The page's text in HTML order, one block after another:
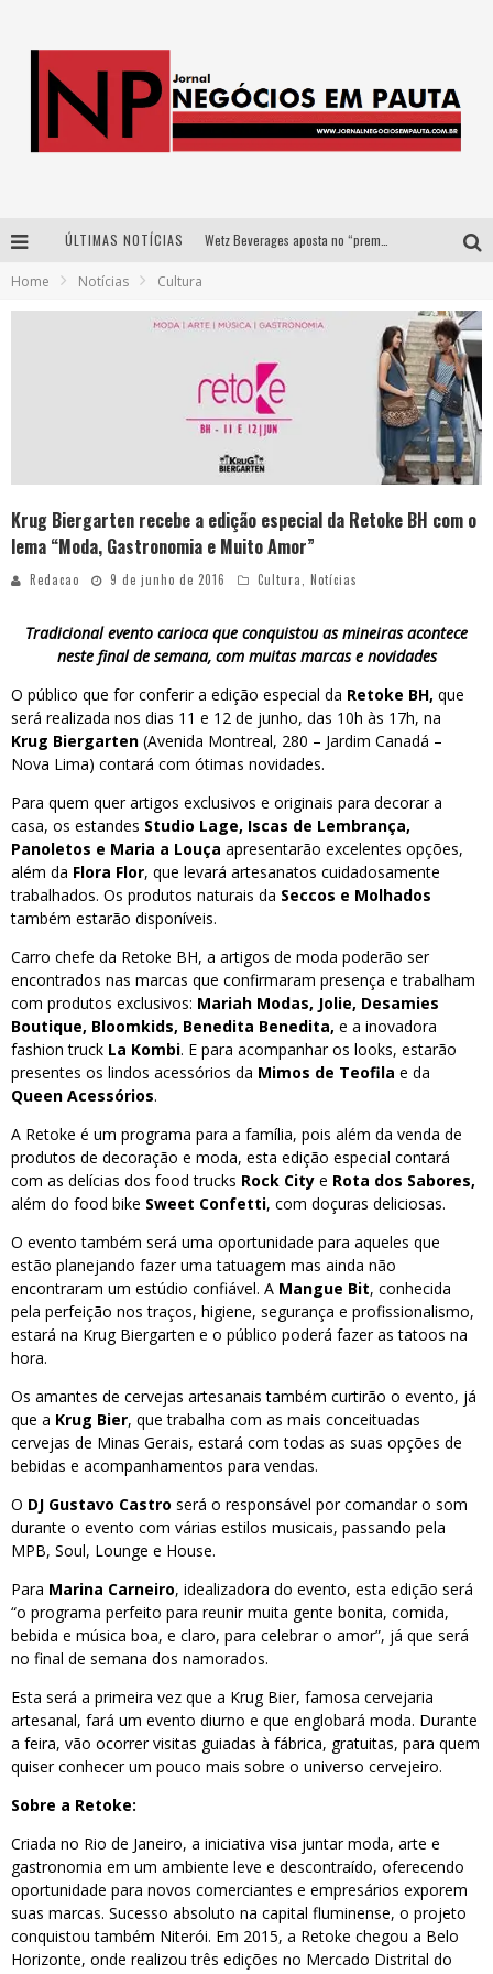
ÚLTIMAS NOTÍCIAS
Como a Cortex seduziu Google, AWS e McDonald’s com IA para o go-to-market
Democratização do malte: Proibida utiliza estratégia de custo-benefício para o lazer do brasileiro
Home Notícias Cultura
Krug Biergarten recebe a edição especial da Retoke BH com o
lema “Moda, Gastronomia e Muito Amor”
Redacao 9 de junho de 2016 Cultura, Notícias
Tradicional evento carioca que conquistou as mineiras acontece
neste final de semana, com muitas marcas e novidades
O público que for conferir a edição especial da Retoke BH, que
será realizada nos dias 11 e 12 de junho, das 10h às 17h, na
Krug Biergarten (Avenida Montreal, 280 – Jardim Canadá –
Nova Lima) contará com ótimas novidades.
Para quem quer artigos exclusivos e originais para decorar a
casa, os estandes Studio Lage, Iscas de Lembrança,
Panoletos e Maria a Louça apresentarão excelentes opções,
além da Flora Flor, que levará artesanatos cuidadosamente
trabalhados. Os produtos naturais da Seccos e Molhados
também estarão disponíveis.
Carro chefe da Retoke BH, a artigos de moda poderão ser
encontrados nas marcas que confirmaram presença e trabalham
com produtos exclusivos: Mariah Modas, Jolie, Desamies
Boutique, Bloomkids, Benedita Benedita, e a inovadora
fashion truck La Kombi. E para acompanhar os looks, estarão
presentes os lindos acessórios da Mimos de Teofila e da
Queen Acessórios.
A Retoke é um programa para a família, pois além da venda de
produtos de decoração e moda, esta edição especial contará
com as delícias dos food trucks Rock City e Rota dos Sabores,
além do food bike Sweet Confetti, com doçuras deliciosas.
O evento também será uma oportunidade para aqueles que
estão planejando fazer uma tatuagem mas ainda não
encontraram um estúdio confiável. A Mangue Bit, conhecida
pela perfeição nos traços, higiene, segurança e profissionalismo,
estará na Krug Biergarten e o público poderá fazer as tatoos na
hora.
Os amantes de cervejas artesanais também curtirão o evento, já
que a Krug Bier, que trabalha com as mais conceituadas
cervejas de Minas Gerais, estará com todas as suas opções de
bebidas e acompanhamentos para vendas.
O DJ Gustavo Castro será o responsável por comandar o som
durante o evento com várias estilos musicais, passando pela
MPB, Soul, Lounge e House.
Para Marina Carneiro, idealizadora do evento, esta edição será
“o programa perfeito para reunir muita gente bonita, comida,
bebida e música boa, e claro, para celebrar o amor”, já que será
no final de semana dos namorados.
Esta será a primeira vez que a Krug Bier, famosa cervejaria
artesanal, fará um evento diurno e que englobará moda. Durante
a feira, vão ocorrer visitas guiadas à fábrica, gratuitas, para quem
quiser conhecer um pouco mais sobre o universo cervejeiro.
Sobre a Retoke:
Criada no Rio de Janeiro, a iniciativa visa juntar moda, arte e
gastronomia em um ambiente leve e descontraído, oferecendo
oportunidade para novos comerciantes e empresários exporem
suas marcas. Sucesso absoluto na capital fluminense, o projeto
conquistou também Niterói. Em 2015, a Retoke chegou a Belo
Horizonte, onde realizou três edições no Mercado Distrital do